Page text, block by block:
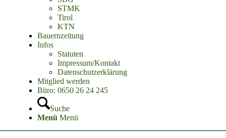
STMK
Tirol
KTN
Bauernzeitung
Infos
Statuten
Impressum/Kontakt
Datenschutzerklärung
Mitglied werden
Büro: 0650 26 24 245
Suche
Menü Menü